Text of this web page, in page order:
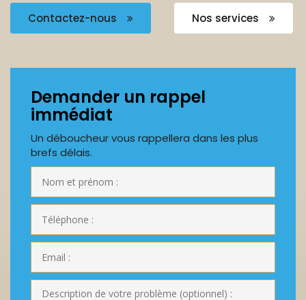
Contactez-nous Nos services
Demander un rappel
immédiat
Un déboucheur vous rappellera dans les plus
brefs délais.